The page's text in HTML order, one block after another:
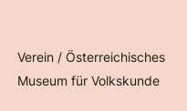
Verein / Österreichisches
Museum für Volkskunde